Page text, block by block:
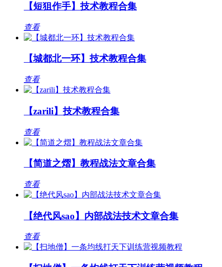
【短狙作手】技术教程合集
查看
【城都北一环】技术教程合集
查看
【zarili】技术教程合集
查看
【简道之熠】教程战法文章合集
查看
【绝代风sao】内部战法技术文章合集
查看